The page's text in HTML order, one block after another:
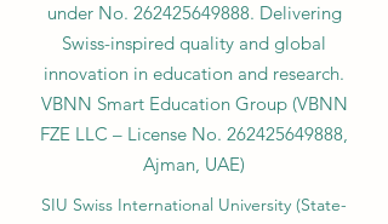
under No. 262425649888. Delivering
Swiss-inspired quality and global
innovation in education and research.
VBNN Smart Education Group (VBNN
FZE LLC – License No. 262425649888,
Ajman, UAE)
SIU Swiss International University (State-